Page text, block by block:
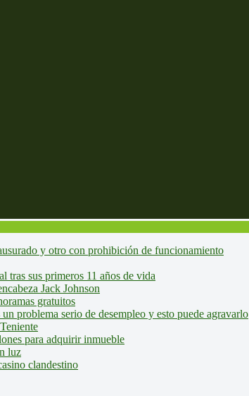
y otro con prohibición de funcionamiento
tras sus primeros 11 años de vida
Jack Johnson
gratuitos
problema serio de desempleo y esto puede agravarlo
para adquirir inmueble
luz
clandestino